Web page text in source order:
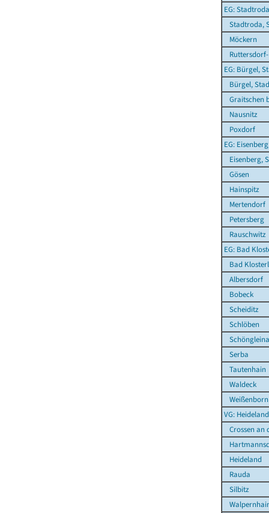
EG:
Stadtroda,
Möckern
EG: Bürgel,
Bürgel,
Graitschen
Nausnitz
Poxdorf
EG:
Eisenberg,
Gösen
Hainspitz
Mertendorf
Petersberg
Rauschwitz
EG: Bad
Bad
Albersdorf
Bobeck
Scheiditz
Schlöben
Schöngleina
Serba
Tautenhain
Waldeck
Weißenborn
VG:
Crossen an
Heideland
Rauda
Silbitz